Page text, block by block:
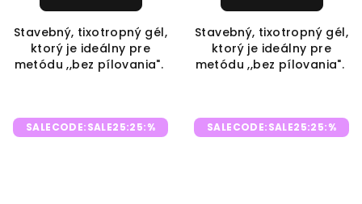
Stavebný, tixotropný gél,
ktorý je ideálny pre
metódu ,,bez pílovania".
Stavebný, tixotropný gél,
ktorý je ideálny pre
metódu ,,bez pílovania".
SALECODE:SALE25:25:% SALECODE:SALE25:25:%